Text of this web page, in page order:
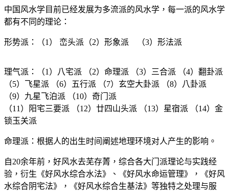
中国风水学目前已经发展为多流派的风水学，每一派的风水学
都有不同的理论：
形势派：（1） 峦头派（2）形象派 （3）形法派
理气派：（1）八宅派 （2）命理派 （3）三合派 （4）翻卦派
（5）飞星派 （6）五行派 （7）玄空大卦派 （8）八卦派
（9）九星飞泊派 （10）奇门派
（11）阳宅三要派 （12）廿四山头派 （13）星宿派 （14）金
锁玉关派
命理派：根据人的出生时间阐述地理环境对人产生的影响。
自20余年前，好风水去芜存菁，综合各大门派理论与实践经
验，衍生《好风水综合水法》、《好风水命运管理》，《好风
水综合阴宅法》，《好风水综合生基法》等独特之处理与服